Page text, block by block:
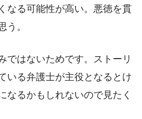
なる可能性が高い。悪徳を貫
う。
ではないためです。ストーリ
いる弁護士が主役となるとけ
なるかもしれないので見たく